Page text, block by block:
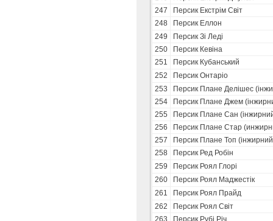
247
Персик Екстрім Світ
248
Персик Еллон
249
Персик Зi Ледi
250
Персик Кевіна
251
Персик Кубанський
252
Персик Онтаріо
253
Персик Плане Делішес
254
Персик Плане Джем
255
Персик Плане Сан
256
Персик Плане Стар
257
Персик Плане Топ
258
Персик Ред Робін
259
Персик Роял Глорі
260
Персик Роял Маджестік
261
Персик Роял Прайд
262
Персик Роял Світ
263
Персик Рубі Річ